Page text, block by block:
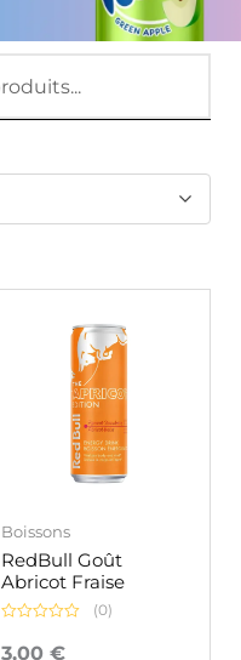
Boissons
RedBull Goût
Abricot Fraise
0
(0)
3,00 €